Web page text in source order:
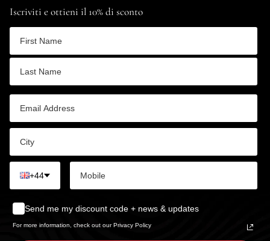
Iscriviti e ottieni il 10% di sconto
+44
Send me my discount code + news & updates
For more information, check out our Privacy Policy